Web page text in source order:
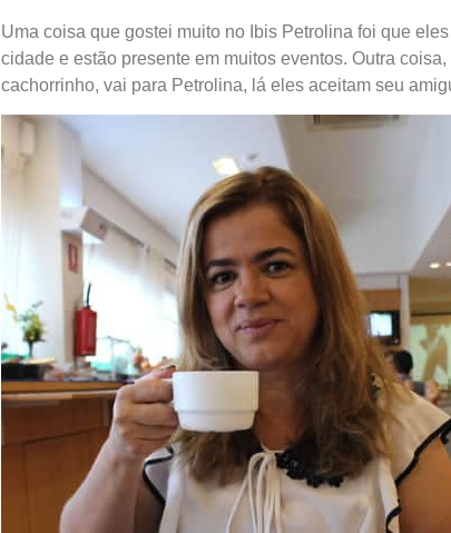
Uma coisa que gostei muito no Ibis Petrolina foi que
cidade e estão presente em muitos eventos. Outra
cachorrinho, vai para Petrolina, lá eles aceitam seu